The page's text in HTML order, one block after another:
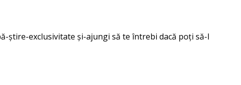
știre-exclusivitate și-ajungi să te întrebi dacă poți să-l